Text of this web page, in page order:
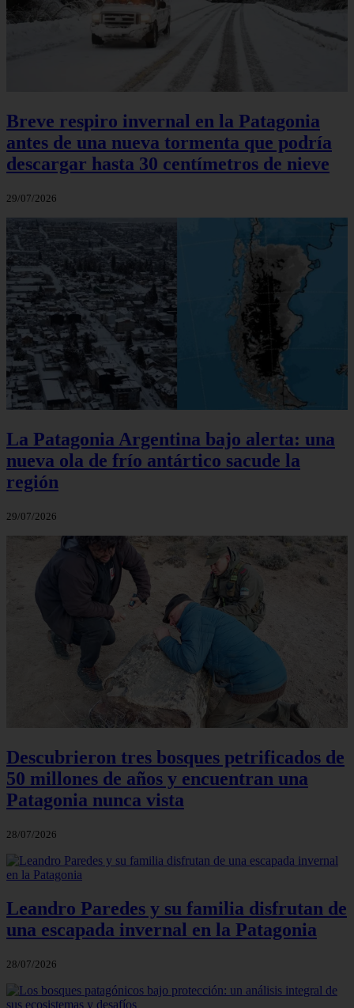
Breve respiro invernal en la Patagonia
antes de una nueva tormenta que podría
descargar hasta 30 centímetros de nieve
29/07/2026
La Patagonia Argentina bajo alerta: una
nueva ola de frío antártico sacude la
región
29/07/2026
Descubrieron tres bosques petrificados de
50 millones de años y encuentran una
Patagonia nunca vista
28/07/2026
Leandro Paredes y su familia disfrutan de
una escapada invernal en la Patagonia
28/07/2026